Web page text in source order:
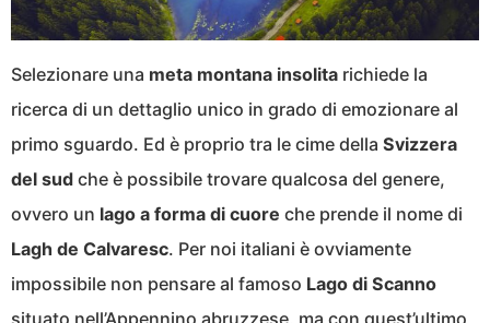
Selezionare una meta montana insolita richiede la
ricerca di un dettaglio unico in grado di emozionare al
primo sguardo. Ed è proprio tra le cime della Svizzera
del sud che è possibile trovare qualcosa del genere,
ovvero un lago a forma di cuore che prende il nome di
Lagh de Calvaresc. Per noi italiani è ovviamente
impossibile non pensare al famoso Lago di Scanno